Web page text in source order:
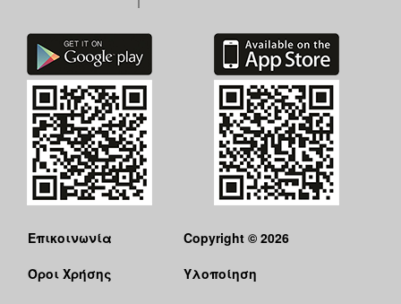
Επικοινωνία
Όροι Χρήσης
Copyright © 2026
Υλοποίηση